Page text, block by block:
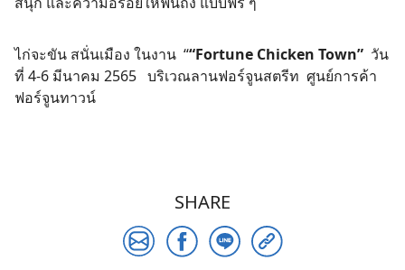
ไก่จะขัน สนั่นเมือง ในงาน ““Fortune Chicken Town” วัน
ที่ 4-6 มีนาคม 2565 บริเวณลานฟอร์จูนสตรีท ศูนย์การค้า
ฟอร์จูนทาวน์
SHARE